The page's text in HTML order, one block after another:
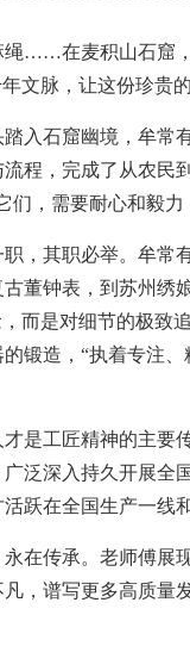
在麦积山石窟，
文脉，让这份珍贵
石窟幽境，牟常
程，完成了从农
们，需要耐心和毅
其职必举。牟常有
董钟表，到苏州
而是对细节的极
锻造，“执着专注
工匠精神的主要
泛深入持久开展
跃在全国生产一
传承。老师傅展
，谱写更多高质量